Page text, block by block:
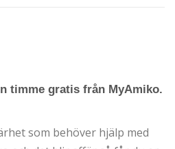
timme gratis från MyAmiko.
som behöver hjälp med